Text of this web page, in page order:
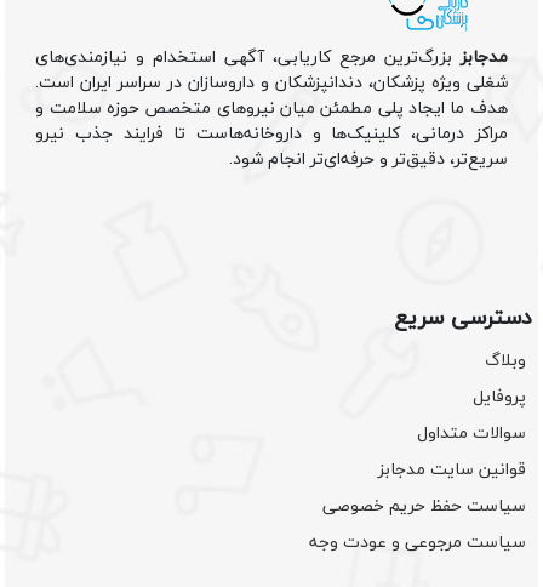
مدجابزبزرگ‌ترین مرجع کاریابی، آگهی استخدام و نیازمندی‌های
شغلی ویژه پزشکان، دندانپزشکان و داروسازان در سراسر ایران است.
هدف ما ایجاد پلی مطمئن میان نیروهای متخصص حوزه سلامت و
مراکز درمانی، کلینیک‌ها و داروخانه‌هاست تا فرایند جذب نیرو
سریع‌تر، دقیق‌تر و حرفه‌ای‌تر انجام شود.
دسترسی سریع
وبلاگ
پروفایل
سوالات متداول
قوانین سایت مدجابز
سیاست حفظ حریم خصوصی
سیاست مرجوعی و عودت وجه